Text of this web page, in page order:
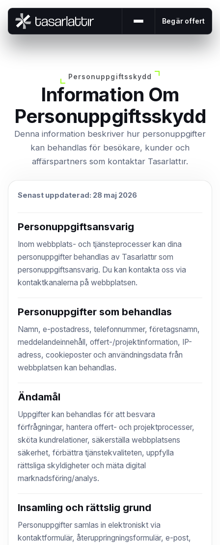
Öppna eller stäng
Begär offert
Personuppgiftsskydd
Information Om
Personuppgiftsskydd
Denna information beskriver hur personuppgifter
kan behandlas för besökare, kunder och
affärspartners som kontaktar Tasarlattır.
Senast uppdaterad: 28 maj 2026
Personuppgiftsansvarig
Inom webbplats- och tjänsteprocesser kan dina
personuppgifter behandlas av Tasarlattır som
personuppgiftsansvarig. Du kan kontakta oss via
kontaktkanalerna på webbplatsen.
Personuppgifter som behandlas
Namn, e-postadress, telefonnummer, företagsnamn,
meddelandeinnehåll, offert-/projektinformation, IP-
adress, cookieposter och användningsdata från
webbplatsen kan behandlas.
Ändamål
Uppgifter kan behandlas för att besvara
förfrågningar, hantera offert- och projektprocesser,
sköta kundrelationer, säkerställa webbplatsens
säkerhet, förbättra tjänstekvaliteten, uppfylla
rättsliga skyldigheter och mäta digital
marknadsföring/analys.
Insamling och rättslig grund
Personuppgifter samlas in elektroniskt via
kontaktformulär, återuppringningsformulär, e-post,